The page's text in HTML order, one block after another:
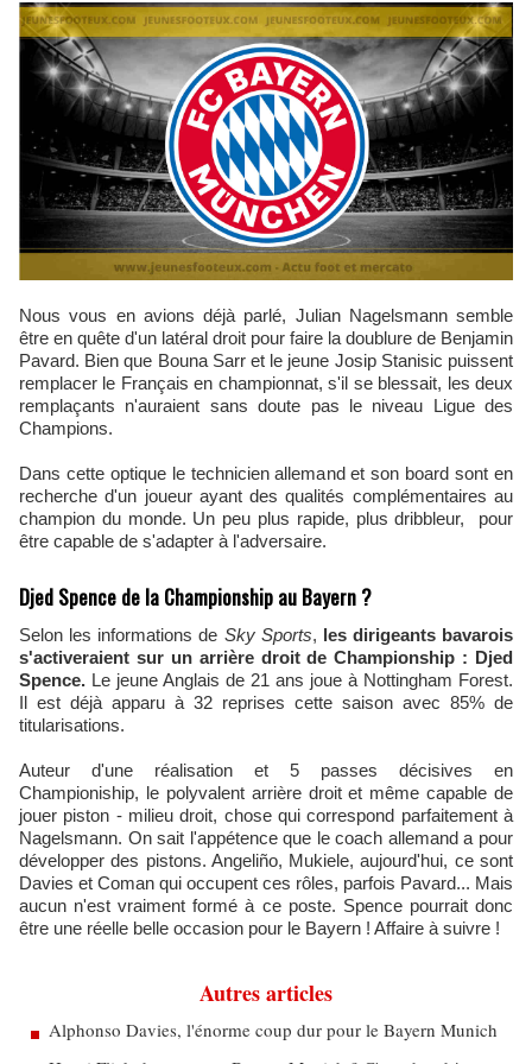
Nous vous en avions déjà parlé, Julian Nagelsmann semble
être en quête d'un latéral droit pour faire la doublure de Benjamin
Pavard. Bien que Bouna Sarr et le jeune Josip Stanisic puissent
remplacer le Français en championnat, s'il se blessait, les deux
remplaçants n'auraient sans doute pas le niveau Ligue des
Champions.
Dans cette optique le technicien allemand et son board sont en
recherche d'un joueur ayant des qualités complémentaires au
champion du monde. Un peu plus rapide, plus dribbleur, pour
être capable de s'adapter à l'adversaire.
Djed Spence de la Championship au Bayern ?
Selon les informations de Sky Sports, les dirigeants bavarois
s'activeraient sur un arrière droit de Championship : Djed
Spence. Le jeune Anglais de 21 ans joue à Nottingham Forest.
Il est déjà apparu à 32 reprises cette saison avec 85% de
titularisations.
Auteur d'une réalisation et 5 passes décisives en
Championiship, le polyvalent arrière droit et même capable de
jouer piston - milieu droit, chose qui correspond parfaitement à
Nagelsmann. On sait l'appétence que le coach allemand a pour
développer des pistons. Angeliño, Mukiele, aujourd'hui, ce sont
Davies et Coman qui occupent ces rôles, parfois Pavard... Mais
aucun n'est vraiment formé à ce poste. Spence pourrait donc
être une réelle belle occasion pour le Bayern ! Affaire à suivre !
Autres articles
Alphonso Davies, l'énorme coup dur pour le Bayern Munich